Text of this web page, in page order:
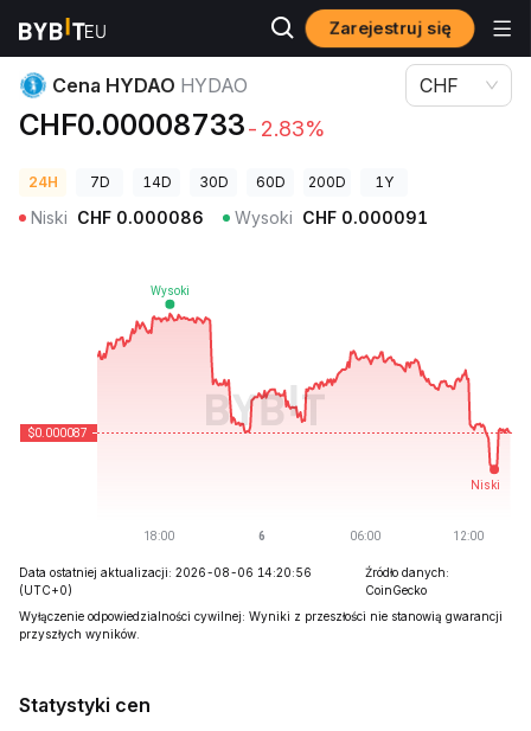
Zarejestruj się
Ceny kryptowalut Cena HYDAO HYDAO
Cena HYDAO HYDAO
CHF0.00008733-2.83%
CHF
24H 7D 14D 30D 60D 200D 1Y
Niski CHF 0.000086 Wysoki CHF 0.000091
Data ostatniej aktualizacji: 2026-08-06 14:20:56
(UTC+0)
Źródło danych:
CoinGecko
Wyłączenie odpowiedzialności cywilnej: Wyniki z przeszłości nie stanowią gwarancji
przyszłych wyników.
Statystyki cen